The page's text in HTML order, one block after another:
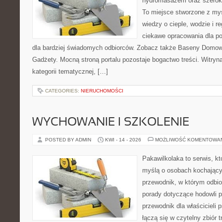
To miejsce stworzone z
wiedzy o cieple, wodzie i
ciekawe opracowania dla
dla bardziej świadomych odbiorców. Zobacz także Baseny
Gadżety. Mocną stroną portalu pozostaje bogactwo treści.
kategorii tematycznej, […]
CATEGORIES: NIERUCHOMOŚCI
WYCHOWANIE I SZKOLENIE
POSTED BY ADMIN KWI - 14 - 2026 MOŻLIWOŚĆ
Pakawilkolaka to serwis,
myślą o osobach
przewodnik, w którym
porady dotyczące hodowli
przewodnik dla właścicieli
łączą się w czytelny zbiór